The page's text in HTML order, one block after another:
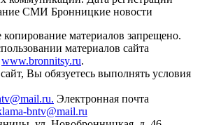
СМИ Бронницкие новости
материалов запрещено.
материалов сайта
www.bronnitsy.ru.
Вы обязуетесь выполнять условия
Электронная почта
bntv@mail.ru